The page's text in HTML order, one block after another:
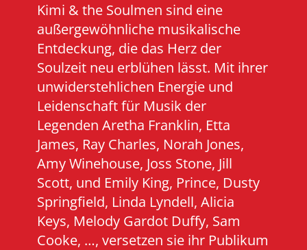
Kimi & the Soulmen sind eine
außergewöhnliche musikalische
Entdeckung, die das Herz der
Soulzeit neu erblühen lässt. Mit ihrer
unwiderstehlichen Energie und
Leidenschaft für Musik der
Legenden Aretha Franklin, Etta
James, Ray Charles, Norah Jones,
Amy Winehouse, Joss Stone, Jill
Scott, und Emily King, Prince, Dusty
Springfield, Linda Lyndell, Alicia
Keys, Melody Gardot Duffy, Sam
Cooke, …, versetzen sie ihr Publikum